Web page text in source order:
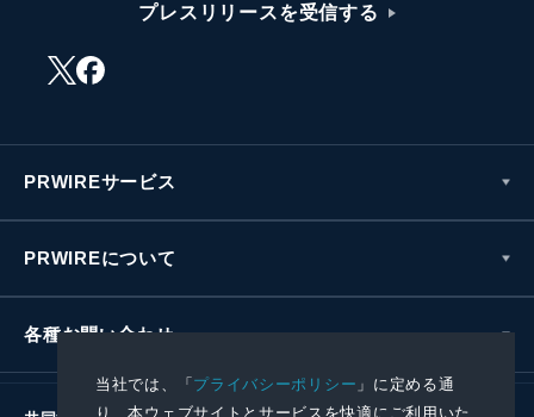
当社では、「プライバシーポリシー 」に定める通
り、本ウェブサイトとサービスを快適にご利用いた
プレスリリースを受信する
PRWIREサービス
PRWIREについて
各種お問い合わせ